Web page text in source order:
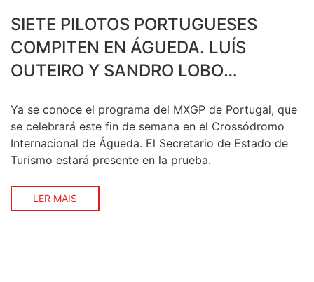
SIETE PILOTOS PORTUGUESES
COMPITEN EN ÁGUEDA. LUÍS
OUTEIRO Y SANDRO LOBO
NACIONALES EN MXGP Y MX2
Ya se conoce el programa del MXGP de Portugal, que
se celebrará este fin de semana en el Crossódromo
Internacional de Águeda. El Secretario de Estado de
Turismo estará presente en la prueba.
LER MAIS